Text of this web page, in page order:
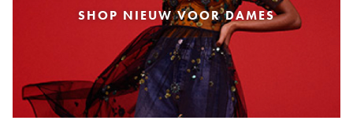
SHOP NIEUW VOOR DAMES